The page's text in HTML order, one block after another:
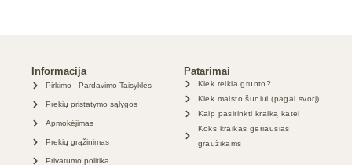
Informacija
Pirkimo - Pardavimo Taisyklės
Prekių pristatymo sąlygos
Apmokėjimas
Prekių grąžinimas
Privatumo politika
Patarimai
Kiek reikia grunto?
Kiek maisto šuniui (pagal svorį)
Kaip pasirinkti kraiką katei
Koks kraikas geriausias
graužikams